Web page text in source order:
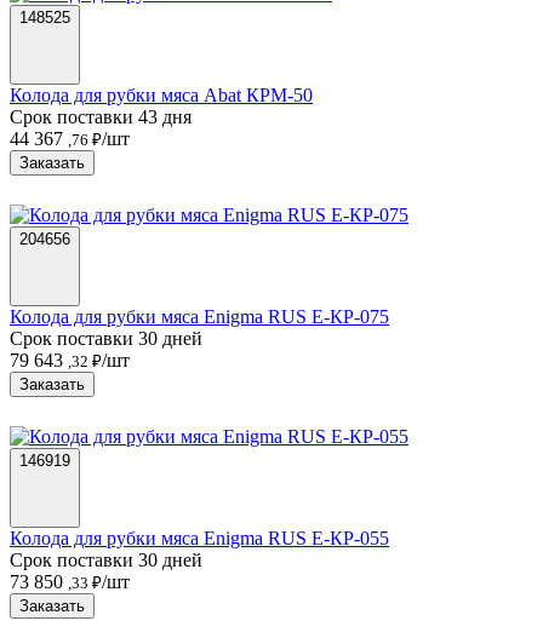
148525
Колода для рубки мяса Abat КРМ-50
Срок поставки 43 дня
44 367 ,76 ₽/шт
Заказать
204656
Колода для рубки мяса Enigma RUS Е-КР-075
Срок поставки 30 дней
79 643 ,32 ₽/шт
Заказать
146919
Колода для рубки мяса Enigma RUS Е-КР-055
Срок поставки 30 дней
73 850 ,33 ₽/шт
Заказать